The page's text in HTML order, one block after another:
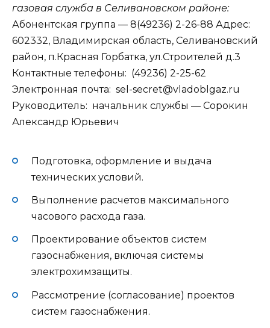
газовая служба в Селивановском районе:
Абонентская группа — 8(49236) 2-26-88 Адрес:
602332, Владимирская область, Селивановский
район, п.Красная Горбатка, ул.Строителей д.3
Контактные телефоны: (49236) 2-25-62
Электронная почта: sel-secret@vladoblgaz.ru
Руководитель: начальник службы — Сорокин
Александр Юрьевич
Подготовка, оформление и выдача
технических условий.
Выполнение расчетов максимального
часового расхода газа.
Проектирование объектов систем
газоснабжения, включая системы
электрохимзащиты.
Рассмотрение (согласование) проектов
систем газоснабжения.